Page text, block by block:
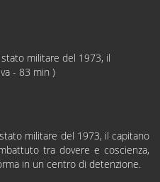
militare del 1973, il
- 83 min )
militare del 1973, il capitano
tra dovere e coscienza,
in un centro di detenzione.